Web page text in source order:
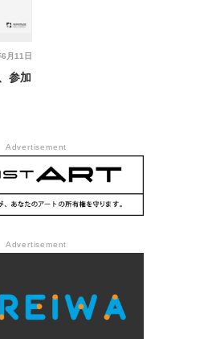
月11日
参加
Advertisement
Advertisement